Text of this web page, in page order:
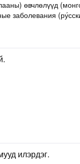
өвчлөлүүд
заболевания
илэрдэг.